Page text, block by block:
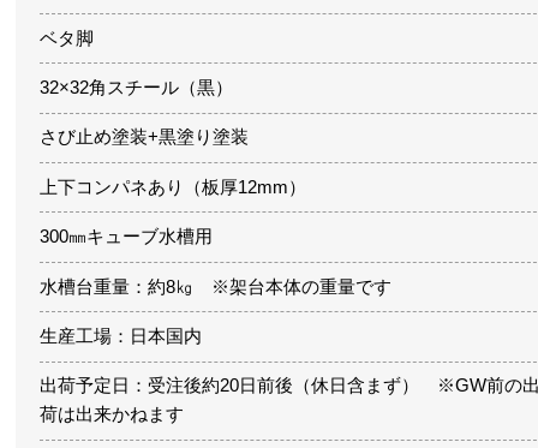
ベタ脚
32×32角スチール（黒）
さび止め塗装+黒塗り塗装
上下コンパネあり（板厚12mm）
300㎜キューブ水槽用
水槽台重量：約8㎏ ※架台本体の重量です
生産工場：日本国内
出荷予定日：受注後約20日前後（休日含まず） ※GW前の
荷は出来かねます